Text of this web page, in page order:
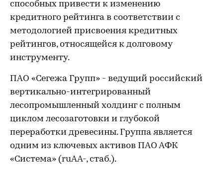
способных привести к изменению
кредитного рейтинга в соответствии с
методологией присвоения кредитных
рейтингов, относящейся к долговому
инструменту.
ПАО «Сегежа Групп» - ведущий российский
вертикально-интегрированный
лесопромышленный холдинг с полным
циклом лесозаготовки и глубокой
переработки древесины. Группа является
одним из ключевых активов ПАО АФК
«Система» (ruAA-, стаб.).